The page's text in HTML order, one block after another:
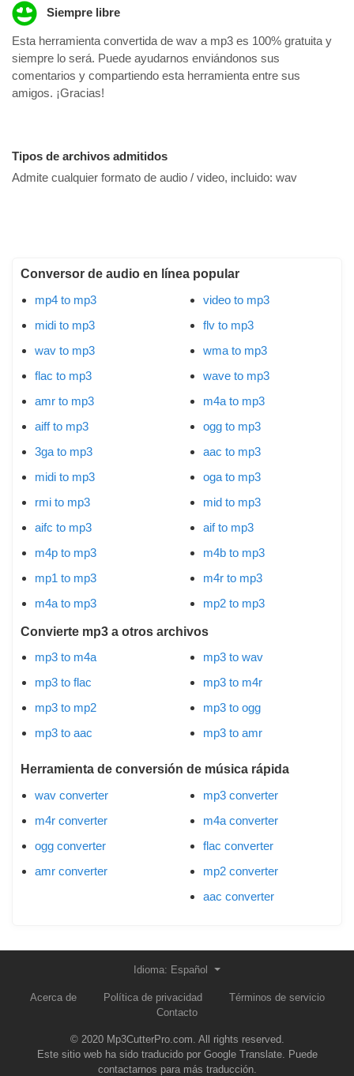
Siempre libre
Esta herramienta convertida de wav a mp3 es 100% gratuita y
siempre lo será. Puede ayudarnos enviándonos sus
comentarios y compartiendo esta herramienta entre sus
amigos. ¡Gracias!
Tipos de archivos admitidos
Admite cualquier formato de audio / video, incluido: wav
Conversor de audio en línea popular
mp4 to mp3
midi to mp3
wav to mp3
flac to mp3
amr to mp3
aiff to mp3
3ga to mp3
midi to mp3
rmi to mp3
aifc to mp3
m4p to mp3
mp1 to mp3
m4a to mp3
video to mp3
flv to mp3
wma to mp3
wave to mp3
m4a to mp3
ogg to mp3
aac to mp3
oga to mp3
mid to mp3
aif to mp3
m4b to mp3
m4r to mp3
mp2 to mp3
Convierte mp3 a otros archivos
mp3 to m4a
mp3 to flac
mp3 to mp2
mp3 to aac
mp3 to wav
mp3 to m4r
mp3 to ogg
mp3 to amr
Herramienta de conversión de música rápida
wav converter
m4r converter
ogg converter
amr converter
mp3 converter
m4a converter
flac converter
mp2 converter
aac converter
Idioma: Español
Acerca de Política de privacidad
Términos de servicio
Contacto
© 2020 Mp3CutterPro.com. All rights reserved.
Este sitio web ha sido traducido por Google Translate. Puede
contactarnos para más traducción.